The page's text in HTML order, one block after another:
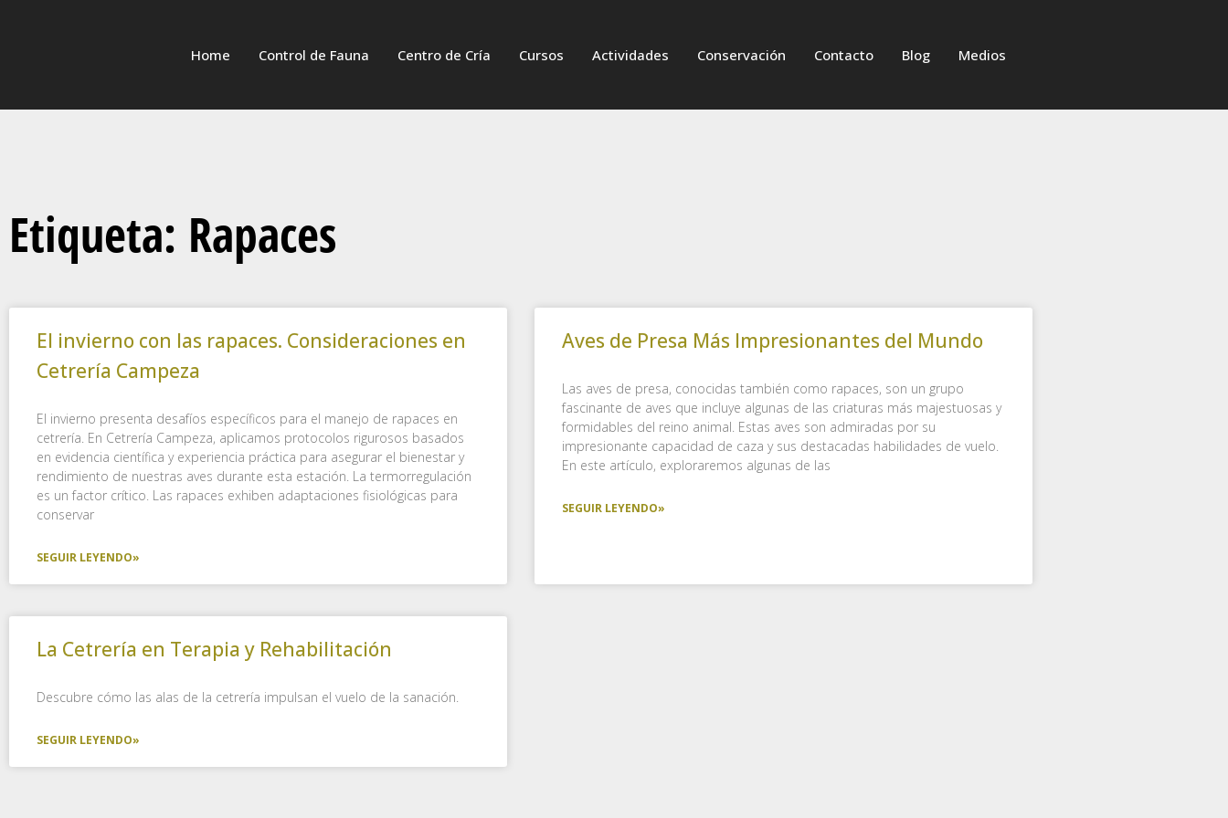
Home Control de Fauna Centro de Cría Cursos Actividades Conservación Contacto Blog Medios
Etiqueta: Rapaces
El invierno con las rapaces. Consideraciones en
Cetrería Campeza
El invierno presenta desafíos específicos para el manejo de rapaces en
cetrería. En Cetrería Campeza, aplicamos protocolos rigurosos basados
en evidencia científica y experiencia práctica para asegurar el bienestar y
rendimiento de nuestras aves durante esta estación. La termorregulación
es un factor crítico. Las rapaces exhiben adaptaciones fisiológicas para
conservar
SEGUIR LEYENDO»
Aves de Presa Más Impresionantes del Mundo
Las aves de presa, conocidas también como rapaces, son un grupo
fascinante de aves que incluye algunas de las criaturas más majestuosas y
formidables del reino animal. Estas aves son admiradas por su
impresionante capacidad de caza y sus destacadas habilidades de vuelo.
En este artículo, exploraremos algunas de las
SEGUIR LEYENDO»
La Cetrería en Terapia y Rehabilitación
Descubre cómo las alas de la cetrería impulsan el vuelo de la sanación.
SEGUIR LEYENDO»